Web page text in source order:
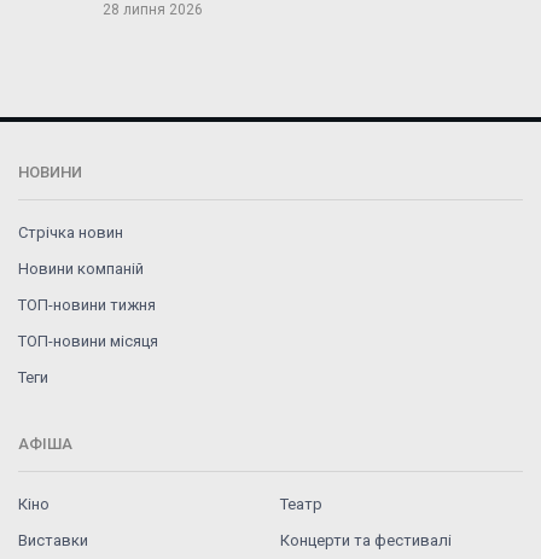
28 липня 2026
НОВИНИ
Стрічка новин
Новини компаній
ТОП-новини тижня
ТОП-новини місяця
Теги
АФІША
Кіно
Театр
Виставки
Концерти та фестивалі